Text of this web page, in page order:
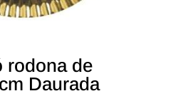
rodona de
Daurada